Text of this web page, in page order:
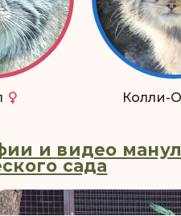
Колли-
и видео
сада